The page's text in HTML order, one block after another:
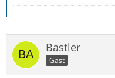
Bastler
Gast